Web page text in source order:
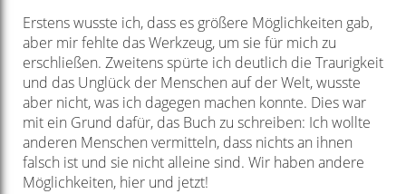
Erstens wusste ich, dass es größere Möglichkeiten gab,
aber mir fehlte das Werkzeug, um sie für mich zu
erschließen. Zweitens spürte ich deutlich die Traurigkeit
und das Unglück der Menschen auf der Welt, wusste
aber nicht, was ich dagegen machen konnte. Dies war
mit ein Grund dafür, das Buch zu schreiben: Ich wollte
anderen Menschen vermitteln, dass nichts an ihnen
falsch ist und sie nicht alleine sind. Wir haben andere
Möglichkeiten, hier und jetzt!